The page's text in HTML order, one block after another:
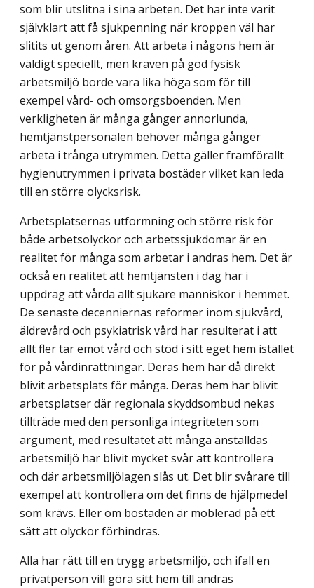
som blir utslitna i sina arbeten. Det har inte varit
självklart att få sjukpenning när kroppen väl har
slitits ut genom åren. Att arbeta i någons hem är
väldigt speciellt, men kraven på god fysisk
arbetsmiljö borde vara lika höga som för till
exempel vård- och omsorgsboenden. Men
verkligheten är många gånger annorlunda,
hemtjänstpersonalen behöver många gånger
arbeta i trånga utrymmen. Detta gäller framförallt
hygienutrymmen i privata bostäder vilket kan leda
till en större olycksrisk.
Arbetsplatsernas utformning och större risk för
både arbetsolyckor och arbets­sjukdomar är en
realitet för många som arbetar i andras hem. Det är
också en realitet att hemtjänsten i dag har i
uppdrag att vårda allt sjukare människor i hemmet.
De senaste decenniernas reformer inom sjukvård,
äldrevård och psykiatrisk vård har resulterat i att
allt fler tar emot vård och stöd i sitt eget hem istället
för på vårdinrättningar. Deras hem har då direkt
blivit arbetsplats för många. Deras hem har blivit
arbetsplatser där regionala skyddsombud nekas
tillträde med den personliga integriteten som
argument, med resultatet att många anställdas
arbetsmiljö har blivit mycket svår att kontrollera
och där arbetsmiljölagen slås ut. Det blir svårare till
exempel att kontrollera om det finns de hjälpmedel
som krävs. Eller om bostaden är möblerad på ett
sätt att olyckor förhindras.
Alla har rätt till en trygg arbetsmiljö, och ifall en
privatperson vill göra sitt hem till andras